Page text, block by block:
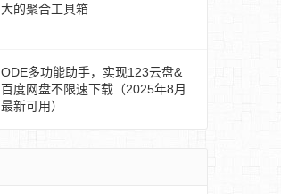
大的聚合工具箱
ODE多功能助手，实现123云盘&
百度网盘不限速下载（2025年8月
最新可用）